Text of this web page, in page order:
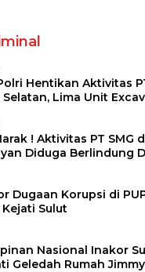
Hentikan Aktivitas
Lima Unit
! Aktivitas PT SMG
Diduga Berlindung
Dugaan Korupsi di
Sulut
Nasional Inakor
Geledah Rumah